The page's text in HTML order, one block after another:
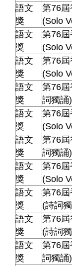
語文
獎
第76
(Solo
語文
獎
第76
(Solo
語文
獎
第76
(Solo
語文
獎
第76
詞獨誦)
語文
獎
第76
(Solo
語文
獎
第76
詞獨誦)
語文
獎
第76
(Solo
語文
獎
第76
(詩詞
語文
獎
第76
(詩詞
語文
獎
第76
詞獨誦)